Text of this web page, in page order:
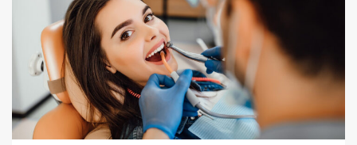
2 min odczytu